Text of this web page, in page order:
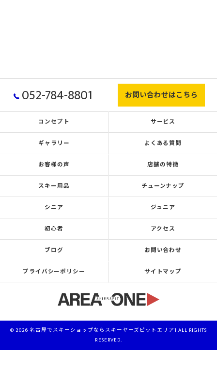
052-784-8801 お問い合わせはこちら
コンセプト サービス
ギャラリー よくある質問
お客様の声 店舗の特徴
スキー用品 チューンナップ
シニア ジュニア
初心者 アクセス
ブログ お問い合わせ
プライバシーポリシー サイトマップ
© 2026 名古屋でスキーショップならスキーヤーズピットエリア1 ALL RIGHTS
RESERVED.